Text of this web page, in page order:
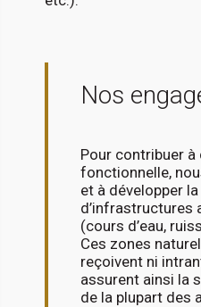
Nos
Pour contribuer
fonctionnelle,
et à développer
d’infrastructures
(cours d’eau,
Ces zones
reçoivent ni
assurent ainsi la
de la plupart des